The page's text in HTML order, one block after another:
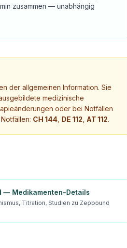
zusammen — unabhängig
der allgemeinen Information. Sie
medizinische
oder bei Notfällen
CH 144 DE 112 AT 112.
— Medikamenten-Details
Titration, Studien zu Zepbound